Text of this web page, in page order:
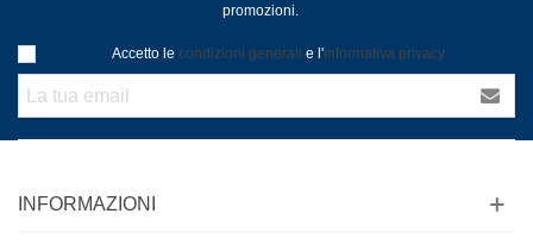
promozioni.
Accetto le condizioni generali e l'informativa privacy
INFORMAZIONI